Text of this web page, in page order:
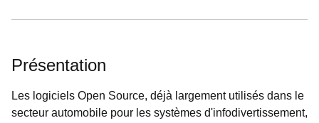
Présentation
Les logiciels Open Source, déjà largement utilisés dans le
secteur automobile pour les systèmes d'infodivertissement,